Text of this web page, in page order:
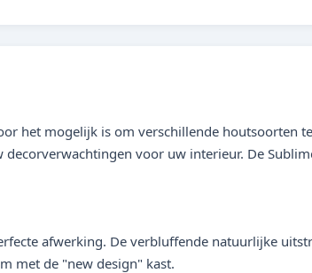
het mogelijk is om verschillende houtsoorten te
voor uw interieur. De
afwerking. De verbluffende natuurlijke
met de "new design" kast.